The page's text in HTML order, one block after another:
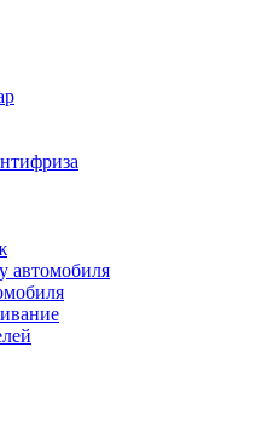
автомобиля